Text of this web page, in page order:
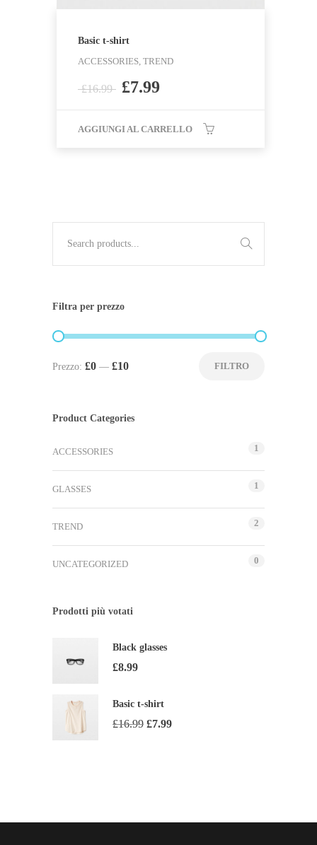
Basic t-shirt
ACCESSORIES, TREND
£16.99 £7.99
AGGIUNGI AL CARRELLO
Filtra per prezzo
FILTRO
Prezzo: £0 — £10
Product Categories
ACCESSORIES 1
GLASSES 1
TREND 2
UNCATEGORIZED 0
Prodotti più votati
Black glasses
£8.99
Basic t-shirt
£16.99 £7.99